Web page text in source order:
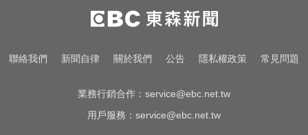
愛玩車／凱旋雙車登場 660新動力
更順暢
MLB／李灝宇代打遭三振！老虎敗
聯絡我們 新聞自律 關於我們 公告 隱私權政策 常見問題
業務行銷合作： service@ebc.net.tw
用戶服務： service@ebc.net.tw